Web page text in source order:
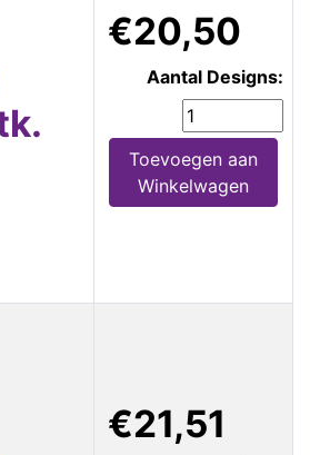
€20,50
Aantal Designs:
Toevoegen aan
Winkelwagen
€21,51